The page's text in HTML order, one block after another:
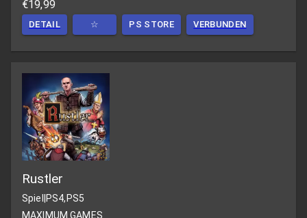
€19,99
DETAIL ☆ PS STORE VERBUNDEN
Rustler
Spiel
PS4,PS5
MAXIMUM GAMES